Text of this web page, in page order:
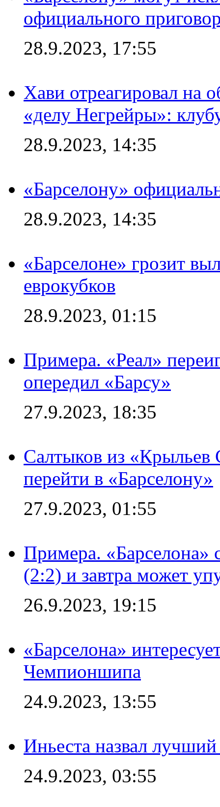
официального
28.9.2023, 17:55
Хави отреагировал на
«делу Негрейры»:
28.9.2023, 14:35
«Барселону»
28.9.2023, 14:35
«Барселоне» грозит
еврокубков
28.9.2023, 01:15
Примера. «Реал»
опередил «Барсу»
27.9.2023, 18:35
Салтыков из «Крыльев
перейти в «Барселону»
27.9.2023, 01:55
Примера. «Барселона»
(2:2) и завтра может
26.9.2023, 19:15
«Барселона»
Чемпионшипа
24.9.2023, 13:55
Иньеста назвал
24.9.2023, 03:55